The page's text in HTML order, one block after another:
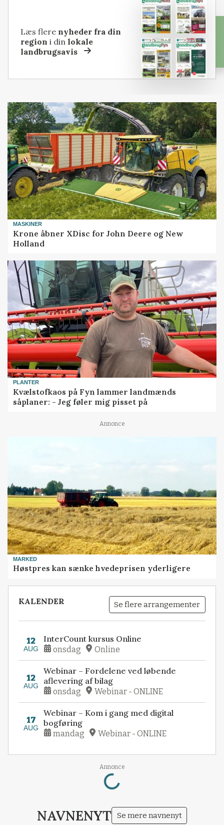
Læs flere nyheder fra din
region i dinlokale
landbrugsavis
MASKINER
Krone åbner XDisc for John Deere og New
Holland
PLANTER
Kvælstofkaos på Fyn lammer landmænds
såplaner: - Jeg føler mig pisset på
Annonce
MARKED
Høstpres kan sænke hvedeprisen yderligere
KALENDER Se flere arrangementer
12
AUG
InterCount kursus Online
onsdag Online
12
AUG
Webinar – Fordelene ved løbende
aflevering af bilag
onsdag Webinar - ONLINE
17
AUG
Webinar – Kom i gang med digital
bogføring
mandag Webinar - ONLINE
Annonce
Loading...
NAVNENYT Se mere navnenyt